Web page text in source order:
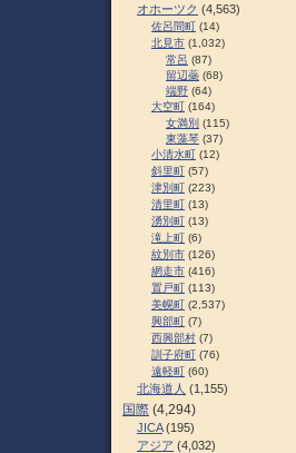
オホーツク (4,563)
佐呂間町 (14)
北見市 (1,032)
常呂 (87)
留辺蘂 (68)
端野 (64)
大空町 (164)
女満別 (115)
東藻琴 (37)
小清水町 (12)
斜里町 (57)
津別町 (223)
清里町 (13)
湧別町 (13)
滝上町 (6)
紋別市 (126)
網走市 (416)
置戸町 (113)
美幌町 (2,537)
興部町 (7)
西興部村 (7)
訓子府町 (76)
遠軽町 (60)
北海道人 (1,155)
国際 (4,294)
JICA(195)
アジア (4,032)